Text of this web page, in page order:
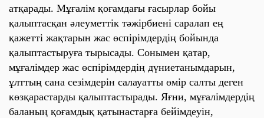
атқарады. Мұғалім қоғамдағы ғасырлар бойы
қалыптасқан әлеуметтік тәжірбиені саралап ең
қажетті жақтарын жас өспірімдердің бойында
қалыптастыруға тырысады. Сонымен қатар,
мұғалімдер жас өспірімдердің дүниетанымдарын,
ұлттың сана сезімдерін салауатты өмір салты деген
көзқарастарды қалыптастырады. Яғни, мұғалімдердің
баланың қоғамдық қатынастарға бейімдеуін,